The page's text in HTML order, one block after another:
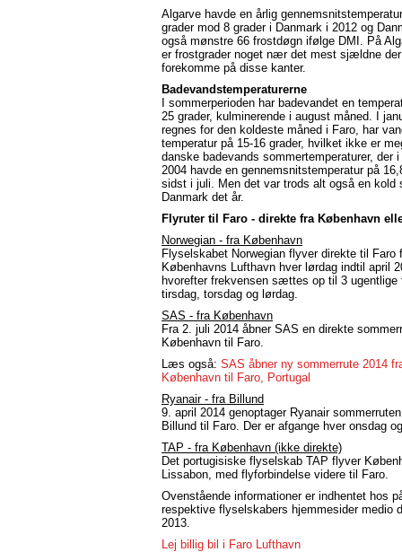
Algarve havde en årlig
grader mod 8 grader i Danmark i 2012 og
også mønstre 66 frostdøgn ifølge DMI. På
er frostgrader noget nær det mest sjældne
forekomme på disse kanter.
Badevandstemperaturerne
I sommerperioden har badevandet en
25 grader, kulminerende i august måned. I
regnes for den koldeste måned i Faro, har
temperatur på 15-16 grader, hvilket ikke er
danske badevands sommertemperaturer, der
2004 havde en gennemsnitstemperatur på
sidst i juli. Men det var trods alt også en kold
Danmark det år.
Flyruter til Faro - direkte fra København
Norwegian - fra København
Flyselskabet Norwegian flyver direkte til Faro
Københavns Lufthavn hver lørdag indtil april
hvorefter frekvensen sættes op til 3 ugentlige
tirsdag, torsdag og lørdag.
SAS - fra København
Fra 2. juli 2014 åbner SAS en direkte
København til Faro.
Læs også: SAS åbner ny sommerrute 2014
København til Faro, Portugal
Ryanair - fra Billund
9. april 2014 genoptager Ryanair
Billund til Faro. Der er afgange hver onsdag
TAP - fra København (ikke direkte)
Det portugisiske flyselskab TAP flyver
Lissabon, med flyforbindelse videre til Faro.
Ovenstående informationer er indhentet hos
respektive flyselskabers hjemmesider medio
2013.
Lej billig bil i Faro Lufthavn